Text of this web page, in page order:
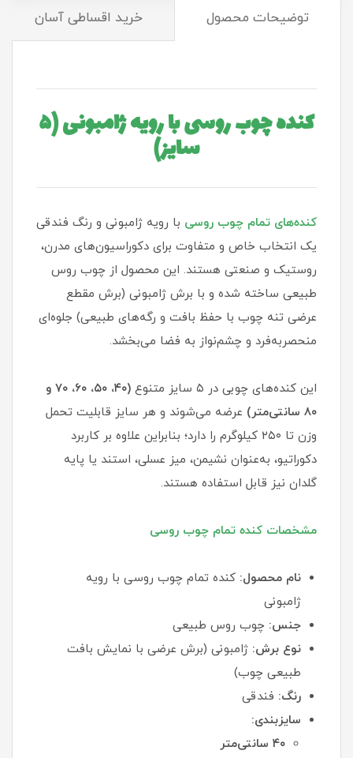
توضیحات محصول خرید اقساطی آسان
کنده چوب روسی با رویه ژامبونی (۵
سایز)
کنده‌های تمام چوب روسی با رویه ژامبونی و رنگ فندقی
یک انتخاب خاص و متفاوت برای دکوراسیون‌های مدرن،
روستیک و صنعتی هستند. این محصول از چوب روس
طبیعی ساخته شده و با برش ژامبونی (برش مقطع
عرضی تنه چوب با حفظ بافت و رگه‌های طبیعی) جلوه‌ای
منحصربه‌فرد و چشم‌نواز به فضا می‌بخشد.
این کنده‌های چوبی در ۵ سایز متنوع (
۴۰، ۵۰، ۶۰، ۷۰ و
۸۰ سانتی‌متر)
عرضه می‌شوند و هر سایز قابلیت تحمل
وزن تا ۲۵۰ کیلوگرم را دارد؛ بنابراین علاوه بر کاربرد
دکوراتیو، به‌عنوان نشیمن، میز عسلی، استند یا پایه
گلدان نیز قابل استفاده هستند.
مشخصات کنده تمام چوب روسی
نام محصول: کنده تمام چوب روسی با رویه
ژامبونی
جنس: چوب روس طبیعی
نوع برش: ژامبونی (برش عرضی با نمایش بافت
طبیعی چوب)
رنگ: فندقی
سایزبندی:
۴۰ سانتی‌متر